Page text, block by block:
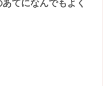
てになんでもよく